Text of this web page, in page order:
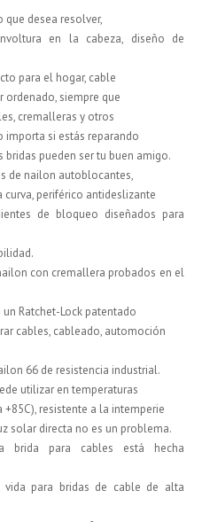
desea resolver,
en la cabeza, diseño de
para el hogar, cable
ordenado, siempre que
cremalleras y otros
importa si estás reparando
bridas pueden ser tu buen amigo.
de nailon autoblocantes,
periférico antideslizante
de bloqueo diseñados para
con cremallera probados en el
Ratchet-Lock patentado
cables, cableado, automoción
66 de resistencia industrial.
utilizar en temperaturas
+85C), resistente a la intemperie
solar directa no es un problema.
para cables está hecha
vida para bridas de cable de alta